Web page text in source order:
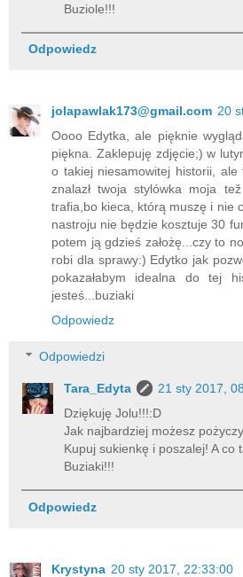
Buziole!!!
Odpowiedz
jolapawlak173@gmail.com 20
Oooo Edytka, ale pięknie
piękna. Zaklepuję zdjęcie;) w
o takiej niesamowitej historii,
znalazł twoja stylówka moja
trafia,bo kieca, którą muszę i nie
nastroju nie będzie kosztuje 30
potem ją gdzieś założę...czy to
robi dla sprawy:) Edytko jak
pokazałabym idealna do tej
jesteś...buziaki
Odpowiedz
Odpowiedzi
Tara_Edyta
21 sty 2017,
Dziękuję Jolu!!!:D
Jak najbardziej możesz
Kupuj sukienkę i poszalej! A co
Buziaki!!!
Odpowiedz
Krystyna 20 sty 2017, 22:33:00